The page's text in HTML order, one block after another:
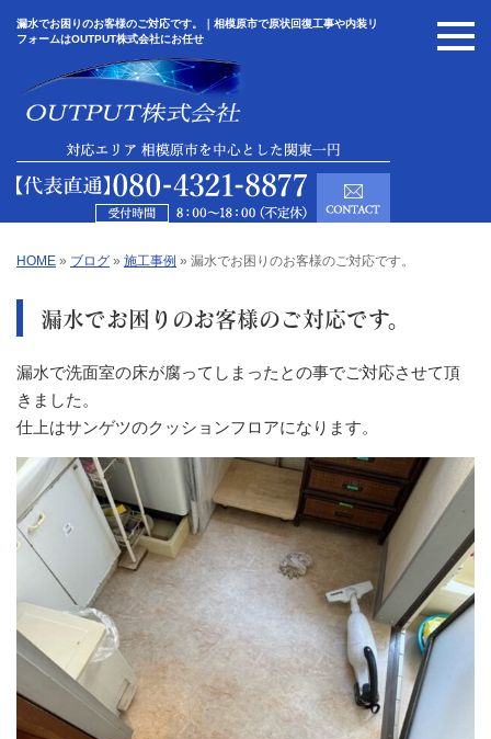
漏水でお困りのお客様のご対応です。｜相模原市で原状回復工事や内装リ
フォームはOUTPUT株式会社にお任せ
HOME » ブログ » 施工事例 » 漏水でお困りのお客様のご対応です。
漏水でお困りのお客様のご対応です。
漏水で洗面室の床が腐ってしまったとの事でご対応させて頂
きました。
仕上はサンゲツのクッションフロアになります。